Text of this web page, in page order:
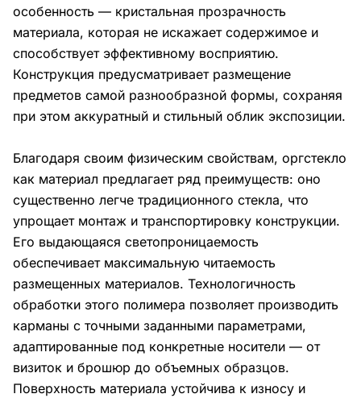
особенность — кристальная прозрачность
материала, которая не искажает содержимое и
способствует эффективному восприятию.
Конструкция предусматривает размещение
предметов самой разнообразной формы, сохраняя
при этом аккуратный и стильный облик экспозиции.
Благодаря своим физическим свойствам, оргстекло
как материал предлагает ряд преимуществ: оно
существенно легче традиционного стекла, что
упрощает монтаж и транспортировку конструкции.
Его выдающаяся светопроницаемость
обеспечивает максимальную читаемость
размещенных материалов. Технологичность
обработки этого полимера позволяет производить
карманы с точными заданными параметрами,
адаптированные под конкретные носители — от
визиток и брошюр до объемных образцов.
Поверхность материала устойчива к износу и